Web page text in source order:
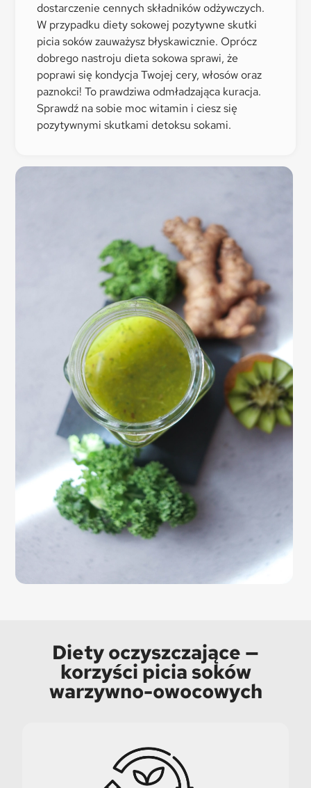
dostarczenie cennych składników odżywczych.
W przypadku diety sokowej pozytywne skutki
picia soków zauważysz błyskawicznie. Oprócz
dobrego nastroju dieta sokowa sprawi, że
poprawi się kondycja Twojej cery, włosów oraz
paznokci! To prawdziwa odmładzająca kuracja.
Sprawdź na sobie moc witamin i ciesz się
pozytywnymi skutkami detoksu sokami.
Diety oczyszczające —
korzyści picia soków
warzywno-owocowych